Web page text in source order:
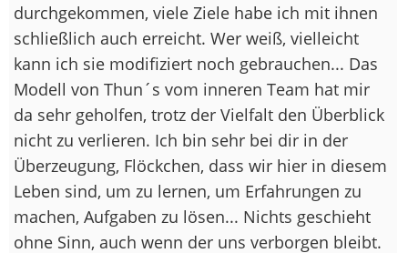
durchgekommen, viele Ziele habe ich mit ihnen
schließlich auch erreicht. Wer weiß, vielleicht
kann ich sie modifiziert noch gebrauchen... Das
Modell von Thun´s vom inneren Team hat mir
da sehr geholfen, trotz der Vielfalt den Überblick
nicht zu verlieren. Ich bin sehr bei dir in der
Überzeugung, Flöckchen, dass wir hier in diesem
Leben sind, um zu lernen, um Erfahrungen zu
machen, Aufgaben zu lösen... Nichts geschieht
ohne Sinn, auch wenn der uns verborgen bleibt.